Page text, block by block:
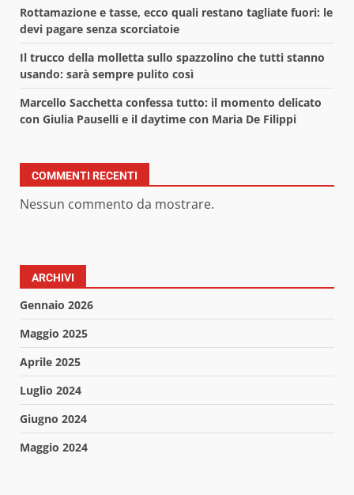
Rottamazione e tasse, ecco quali restano tagliate fuori: le
devi pagare senza scorciatoie
Il trucco della molletta sullo spazzolino che tutti stanno
usando: sarà sempre pulito così
Marcello Sacchetta confessa tutto: il momento delicato
con Giulia Pauselli e il daytime con Maria De Filippi
COMMENTI RECENTI
Nessun commento da mostrare.
ARCHIVI
Gennaio 2026
Maggio 2025
Aprile 2025
Luglio 2024
Giugno 2024
Maggio 2024